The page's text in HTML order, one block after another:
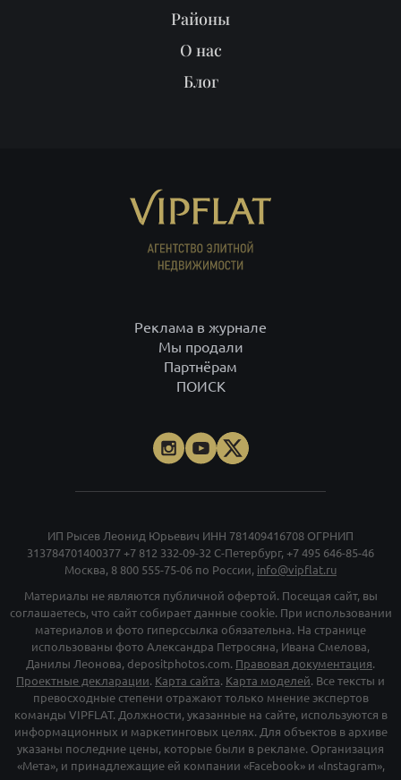
Районы
О нас
Блог
Реклама в журнале
Мы продали
Партнёрам
ПОИСК
ИП Рысев Леонид Юрьевич ИНН 781409416708 ОГРНИП
313784701400377 +7 812 332-09-32 С-Петербург, +7 495 646-85-46
Москва, 8 800 555-75-06 по России, info@vipflat.ru
Материалы не являются публичной офертой. Посещая сайт, вы
соглашаетесь, что сайт собирает данные cookie. При использовании
материалов и фото гиперссылка обязательна. На странице
использованы фото Александра Петросяна, Ивана Смелова,
Данилы Леонова, depositphotos.com. Правовая документация.
Проектные декларации. Карта сайта. Карта моделей. Все тексты и
превосходные степени отражают только мнение экспертов
команды VIPFLAT. Должности, указанные на сайте, используются в
информационных и маркетинговых целях. Для объектов в архиве
указаны последние цены, которые были в рекламе. Организация
«Мета», и принадлежащие ей компании «Facebook» и «Instagram»,